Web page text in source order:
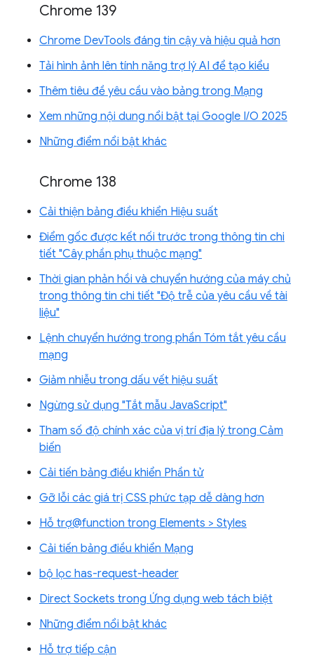
Chrome 139
Chrome DevTools đáng tin cậy và hiệu quả hơn
Tải hình ảnh lên tính năng trợ lý AI để tạo kiểu
Thêm tiêu đề yêu cầu vào bảng trong Mạng
Xem những nội dung nổi bật tại Google I/O 2025
Những điểm nổi bật khác
Chrome 138
Cải thiện bảng điều khiển Hiệu suất
Điểm gốc được kết nối trước trong thông tin chi
tiết "Cây phần phụ thuộc mạng"
Thời gian phản hồi và chuyển hướng của máy chủ
trong thông tin chi tiết "Độ trễ của yêu cầu về tài
liệu"
Lệnh chuyển hướng trong phần Tóm tắt yêu cầu
mạng
Giảm nhiễu trong dấu vết hiệu suất
Ngừng sử dụng "Tắt mẫu JavaScript"
Tham số độ chính xác của vị trí địa lý trong Cảm
biến
Cải tiến bảng điều khiển Phần tử
Gỡ lỗi các giá trị CSS phức tạp dễ dàng hơn
Hỗ trợ@function trong Elements > Styles
Cải tiến bảng điều khiển Mạng
bộ lọc has-request-header
Direct Sockets trong Ứng dụng web tách biệt
Những điểm nổi bật khác
Hỗ trợ tiếp cận